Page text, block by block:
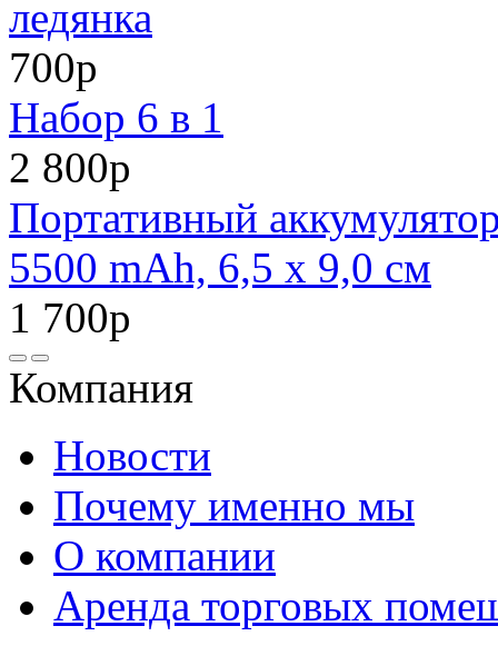
ледянка
700р
Набор 6 в 1
2 800р
Портативный
5500 mAh, 6,5 х 9,0 см
1 700р
Компания
Новости
Почему именно мы
О компании
Аренда торговых